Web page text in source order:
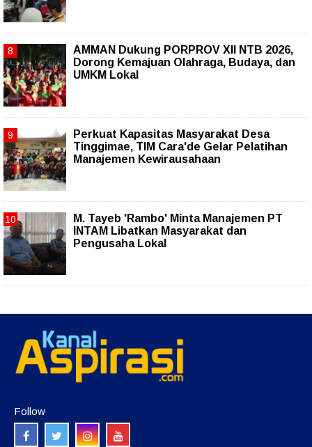
AMMAN Dukung PORPROV XII NTB 2026,
Dorong Kemajuan Olahraga, Budaya, dan
UMKM Lokal
Perkuat Kapasitas Masyarakat Desa
Tinggimae, TIM Cara'de Gelar Pelatihan
Manajemen Kewirausahaan
M. Tayeb 'Rambo' Minta Manajemen PT
INTAM Libatkan Masyarakat dan
Pengusaha Lokal
Follow